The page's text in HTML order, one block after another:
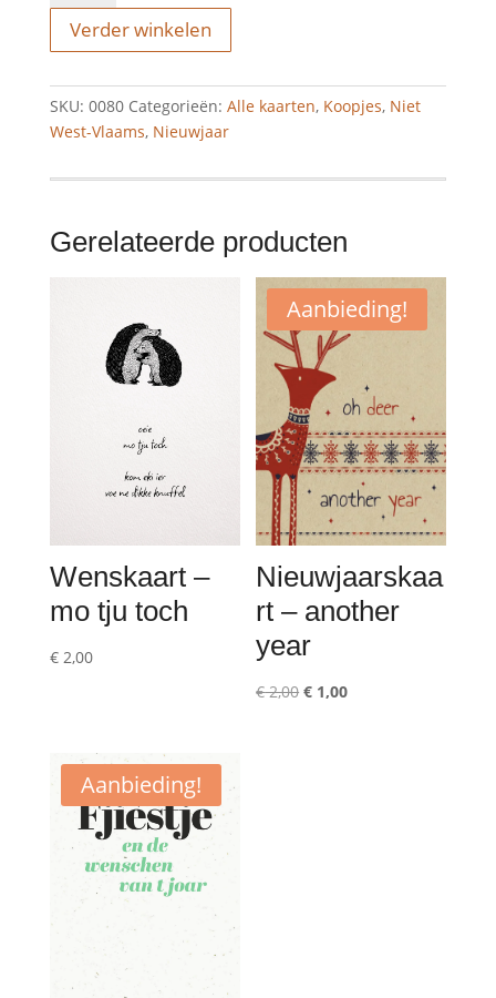
merry
aantal
Verder winkelen
SKU: 0080 Categorieën: Alle kaarten, Koopjes, Niet
West-Vlaams, Nieuwjaar
Gerelateerde producten
Wenskaart –
mo tju toch
€2,00
Aanbieding!
Nieuwjaarskaa
rt – another
year
€2,00 Oorspronkelijke
€ 1,00Huidige
Aanbieding!